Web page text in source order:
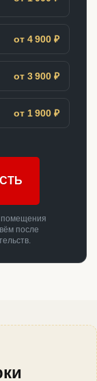
от 4 900 ₽
от 3 900 ₽
от 1 900 ₽
помещения
после